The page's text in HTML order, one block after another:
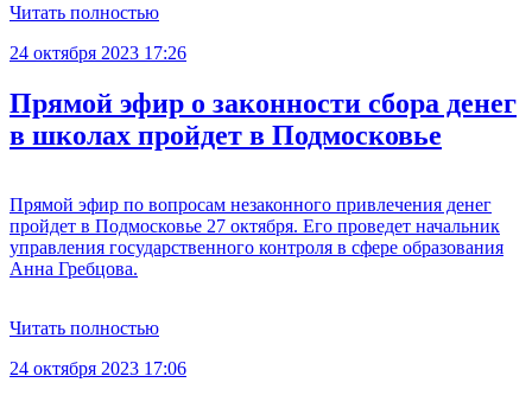
Читать полностью
24 октября 2023 17:26
Прямой эфир о законности сбора денег
в школах пройдет в Подмосковье
Прямой эфир по вопросам незаконного привлечения денег
пройдет в Подмосковье 27 октября. Его проведет начальник
управления государственного контроля в сфере образования
Анна Гребцова.
Читать полностью
24 октября 2023 17:06